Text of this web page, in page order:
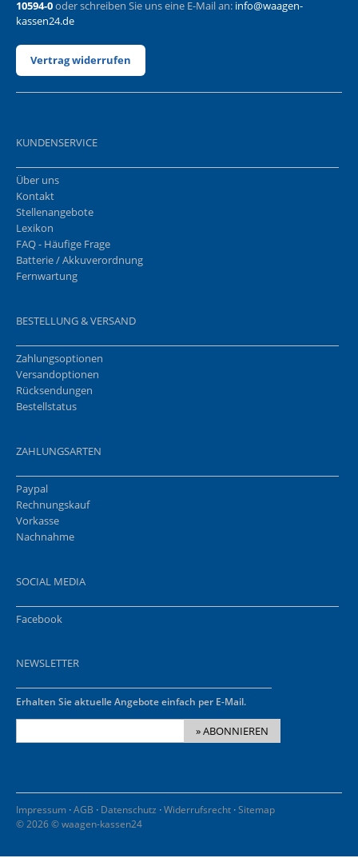
10594-0oder schreiben Sie uns eine E-Mail an: info@waagen-
kassen24.de
Vertrag widerrufen
KUNDENSERVICE
Über uns
Kontakt
Stellenangebote
Lexikon
FAQ - Häufige Frage
Batterie / Akkuverordnung
Fernwartung
BESTELLUNG & VERSAND
Zahlungsoptionen
Versandoptionen
Rücksendungen
Bestellstatus
ZAHLUNGSARTEN
Paypal
Rechnungskauf
Vorkasse
Nachnahme
SOCIAL MEDIA
Facebook
NEWSLETTER
Erhalten Sie aktuelle Angebote einfach per E-Mail.
» ABONNIEREN
Impressum ·AGB · Datenschutz ·Widerrufsrecht ·Sitemap
© 2026 © waagen-kassen24